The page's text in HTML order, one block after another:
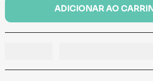
ADICIONAR AO